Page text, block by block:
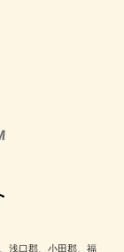
浅口郡、小田郡、福